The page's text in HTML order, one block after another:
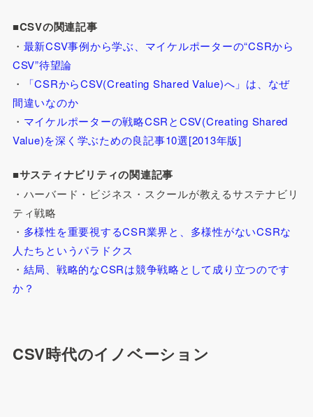
■CSVの関連記事
・ 最新CSV事例から学ぶ、マイケルポーターの“CSRから
CSV”待望論
・
「CSRからCSV(Creating Shared Value)へ」は、なぜ
間違いなのか
・ マイケルポーターの戦略CSRとCSV(Creating Shared
Value)を深く学ぶための良記事10選[2013年版]
■サスティナビリティの関連記事
・ハーバード・ビジネス・スクールが教えるサステナビリ
ティ戦略
・ 多様性を重要視するCSR業界と、多様性がないCSRな
人たちというパラドクス
・ 結局、戦略的なCSRは競争戦略として成り立つのです
か？
CSV時代のイノベーション